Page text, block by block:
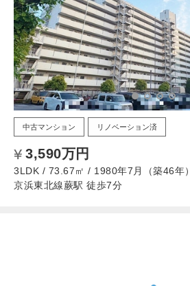
中古マンション リノベーション済
3,590万円
3LDK / 73.67㎡ / 1980年7月（築46年）
京浜東北線蕨駅 徒歩7分